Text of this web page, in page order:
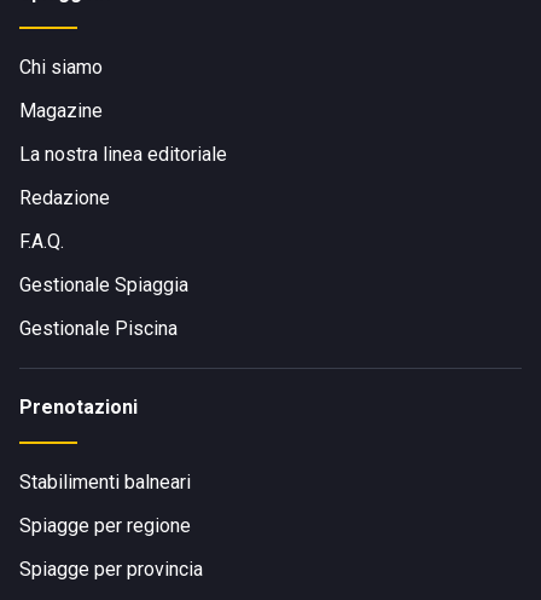
Chi siamo
Magazine
La nostra linea editoriale
Redazione
F.A.Q.
Gestionale Spiaggia
Gestionale Piscina
Prenotazioni
Stabilimenti balneari
Spiagge per regione
Spiagge per provincia